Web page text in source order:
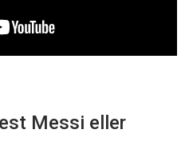
Messi eller